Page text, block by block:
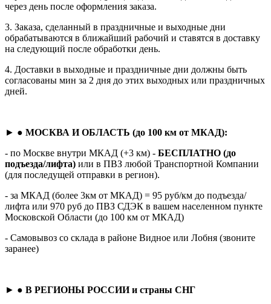
через день после оформления заказа.
3. Заказа, сделанный в праздничные и выходные дни
обрабатываются в ближайший рабочий и ставятся в доставку
на следующий после обработки день.
4. Доставки в выходные и праздничные дни должны быть
согласованы мин за 2 дня до этих выходных или праздничных
дней.
► ● МОСКВА И ОБЛАСТЬ (до 100 км от МКАД):
- по Москве внутри МКАД (+3 км) - БЕСПЛАТНО (до
подъезда/лифта) или в ПВЗ любой Транспортной Компании
(для последущей отправки в регион).
- за МКАД (более 3км от МКАД) = 95 руб/км до подъезда/
лифта или 970 руб до ПВЗ СДЭК в вашем населенном пункте
Московской Области (до 100 км от МКАД)
- Самовывоз со склада в районе Видное или Лобня (звоните
заранее)
► ● В РЕГИОНЫ РОССИИ и страны СНГ